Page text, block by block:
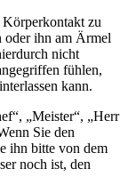
Körperkontakt zu
oder ihn am Ärmel
nicht
fühlen,
kann.
„Meister“, „Herr
Sie den
ihn bitte von dem
noch ist, den